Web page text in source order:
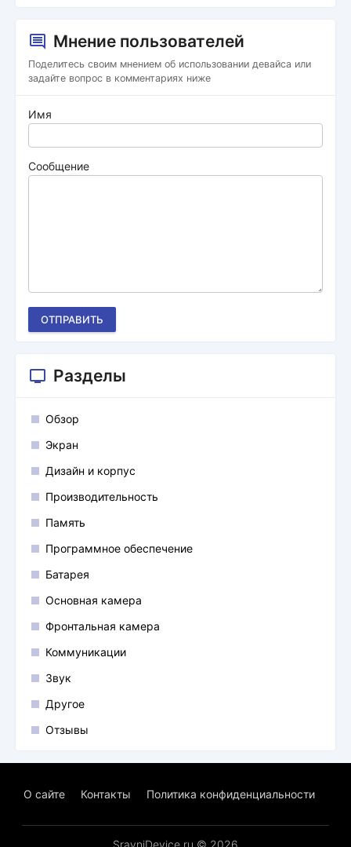
Мнение пользователей
Поделитесь своим мнением об использовании девайса или
задайте вопрос в комментариях ниже
Имя
Сообщение
ОТПРАВИТЬ
Разделы
Обзор
Экран
Дизайн и корпус
Производительность
Память
Программное обеспечение
Батарея
Основная камера
Фронтальная камера
Коммуникации
Звук
Другое
Отзывы
О сайте Контакты Политика конфиденциальности
SravniDevice.ru © 2026